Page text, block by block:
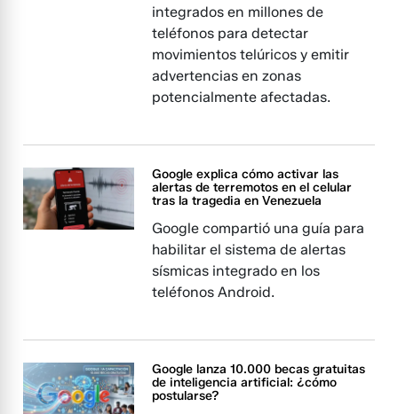
integrados en millones de
teléfonos para detectar
movimientos telúricos y emitir
advertencias en zonas
potencialmente afectadas.
Google explica cómo activar las
alertas de terremotos en el celular
tras la tragedia en Venezuela
Google compartió una guía para
habilitar el sistema de alertas
sísmicas integrado en los
teléfonos Android.
Google lanza 10.000 becas gratuitas
de inteligencia artificial: ¿cómo
postularse?